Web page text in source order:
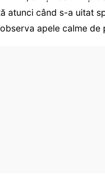
atunci când s-a uitat
apele calme de